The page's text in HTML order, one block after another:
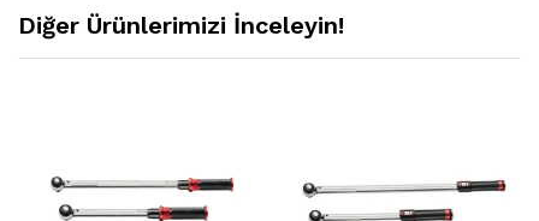
Diğer Ürünlerimizi İnceleyin!